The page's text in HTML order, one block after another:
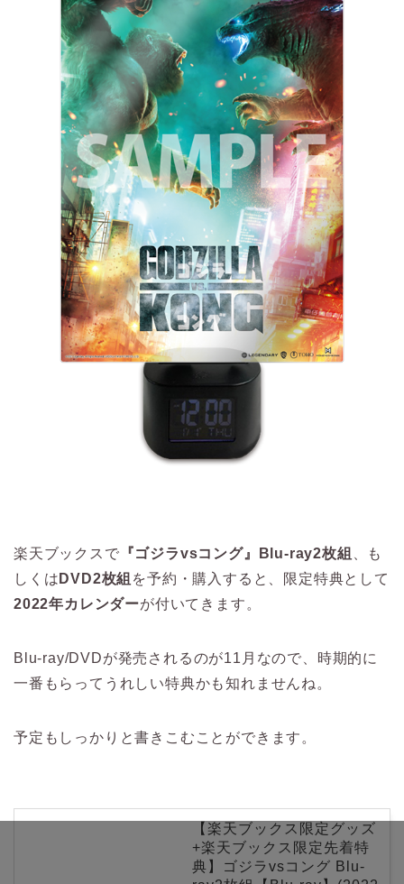
楽天ブックスで 『ゴジラvsコング』Blu-ray2枚組 、も
しくは DVD2枚組 を予約・購入すると、限定特典として
2022年カレンダーが付いてきます。
Blu-ray/DVDが発売されるのが11月なので、時期的に
一番もらってうれしい特典かも知れませんね。
予定もしっかりと書きこむことができます。
【楽天ブックス限定グッズ
+楽天ブックス限定先着特
典】ゴジラvsコング Blu-